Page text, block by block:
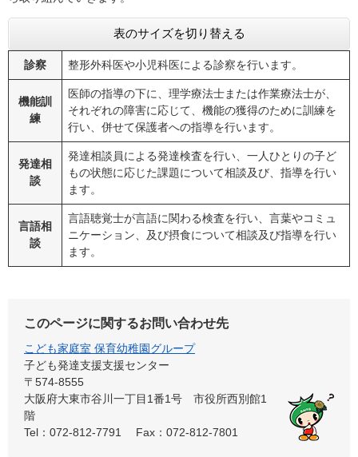
表のサイズを切り替える
診察 整形外科医や小児科医による診察を行います。
機能訓
練
医師の指導の下に、理学療法士または作業療法士が、
それぞれの障害に応じて、機能の獲得のために訓練を
行い、併せて保護者への指導を行います。
発達相
談
発達相談員による発達検査を行い、一人ひとりの子ど
もの状態に応じた課題について相談及び、指導を行い
ます。
言語相
談
言語聴覚士が言語に関わる検査を行い、言葉やコミュ
ニケーション、及び摂食について相談及び指導を行い
ます。
このページに関するお問い合わせ先
こども家庭室 保育幼稚園グループ
子ども発達支援支援センター
〒574-8555
大阪府大東市谷川一丁目1番1号 市役所西別館1
階
Tel：072-812-7791
Fax：072-812-7801